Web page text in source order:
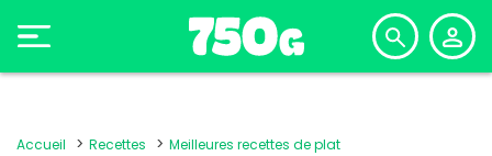
Accueil Recettes
Meilleures recettes de plat